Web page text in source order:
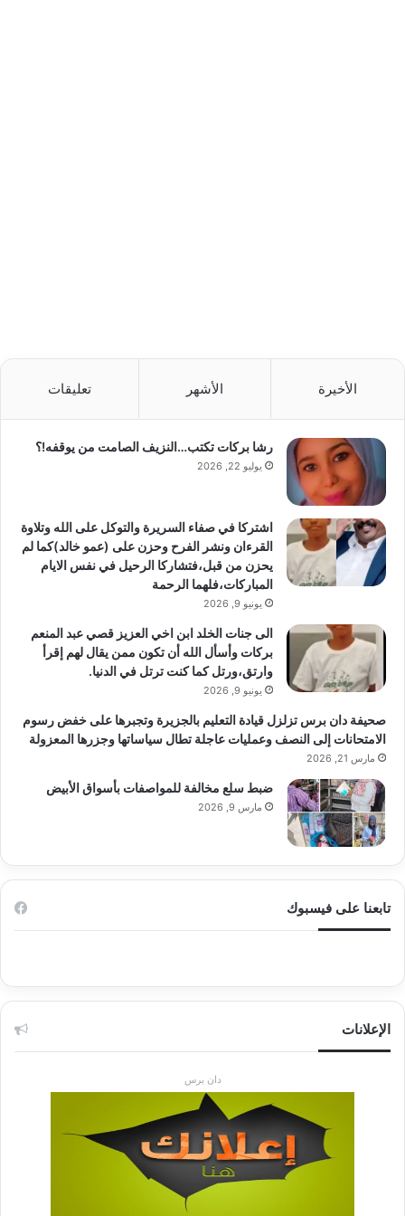
الأخيرة الأشهر تعليقات
رشا بركات تكتب…النزيف الصامت من يوقفه!؟
يوليو 22, 2026
اشتركا في صفاء السريرة والتوكل على الله وتلاوة
القرءان ونشر الفرح وحزن على (عمو خالد)كما لم
يحزن من قبل،فتشاركا الرحيل في نفس الايام
المباركات،فلهما الرحمة
يونيو 9, 2026
الى جنات الخلد ابن اخي العزيز قصي عبد المنعم
بركات وأسأل الله أن تكون ممن يقال لهم إقرأ
وارتق،ورتل كما كنت ترتل في الدنيا.
يونيو 9, 2026
صحيفة دان برس تزلزل قيادة التعليم بالجزيرة وتجبرها على خفض رسوم
الامتحانات إلى النصف وعمليات عاجلة تطال سياساتها وجزرها المعزولة
مارس 21, 2026
ضبط سلع مخالفة للمواصفات بأسواق الأبيض
مارس 9, 2026
تابعنا على فيسبوك
الإعلانات
دان برس